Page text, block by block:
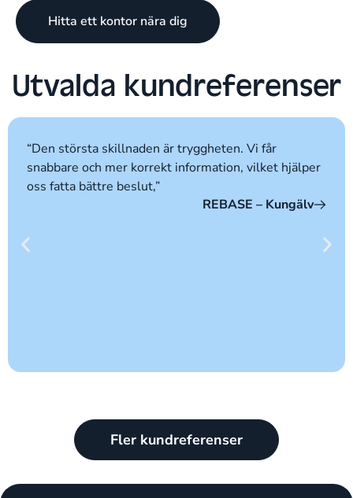
Hitta ett kontor nära dig
Utvalda kundreferenser
“Den största skillnaden är tryggheten. Vi får
snabbare och mer korrekt information, vilket hjälper
oss fatta bättre beslut,”
REBASE – Kungälv
Fler kundreferenser